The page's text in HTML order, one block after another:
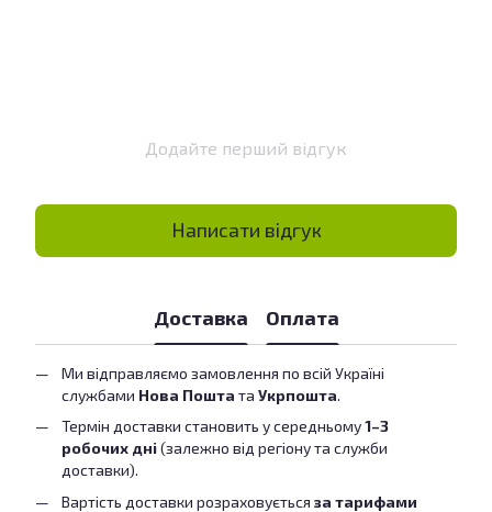
Додайте перший відгук
Написати відгук
Доставка Оплата
Ми відправляємо замовлення по всій Україні
службами Нова Пошта та Укрпошта.
Термін доставки становить у середньому1–3
робочих дні(залежно від регіону та служби
доставки).
Вартість доставки розраховується за тарифами